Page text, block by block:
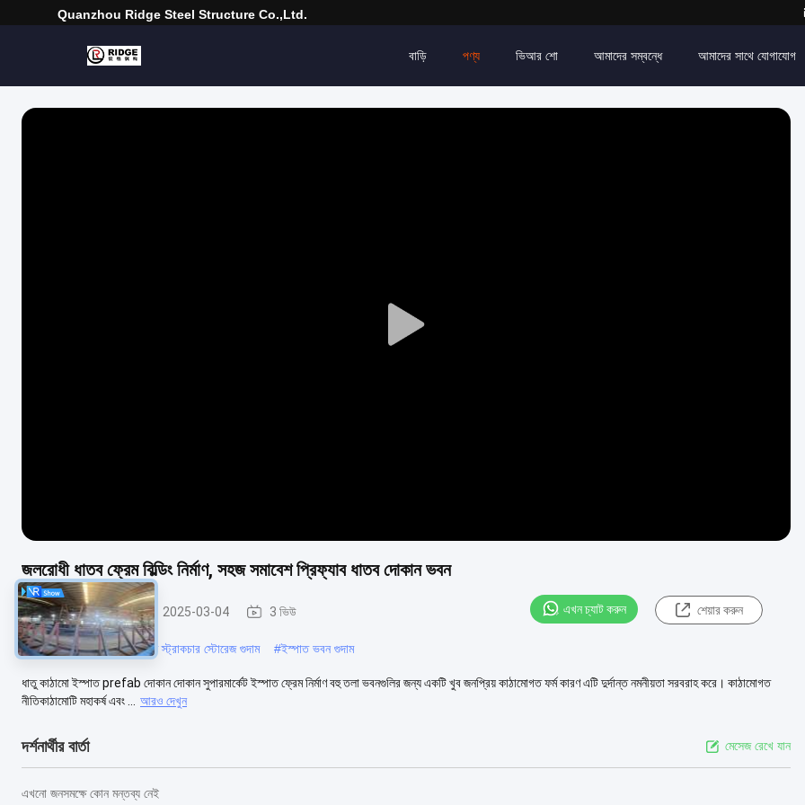
Quanzhou Ridge Steel Structure Co.,Ltd.
বাড়ি পণ্য ভিআর শো আমাদের সম্বন্ধে আমাদের সাথে যোগাযোগ
Play
জলরোধী ধাতব ফ্রেম বিল্ডিং নির্মাণ, সহজ সমাবেশ প্রিফ্যাব ধাতব দোকান ভবন
ইস্পাত কাঠামো গুদাম 2025-03-04 3 ভিউ এখন চ্যাট করুন শেয়ার করুন
#প্রিফ্যাব গুদাম ভবন #ইস্পাত স্ট্রাকচার স্টোরেজ গুদাম #ইস্পাত ভবন গুদাম
ধাতু কাঠামো ইস্পাত prefab দোকান দোকান সুপারমার্কেট ইস্পাত ফ্রেম নির্মাণ বহু তলা ভবনগুলির জন্য একটি খুব জনপ্রিয় কাঠামোগত ফর্ম কারণ এটি দুর্দান্ত নমনীয়তা সরবরাহ করে। কাঠামোগত
নীতিকাঠামোটি মহাকর্ষ এবং ...
আরও দেখুন
দর্শনার্থীর বার্তা মেসেজ রেখে যান
এখনো জনসমক্ষে কোন মন্তব্য নেই